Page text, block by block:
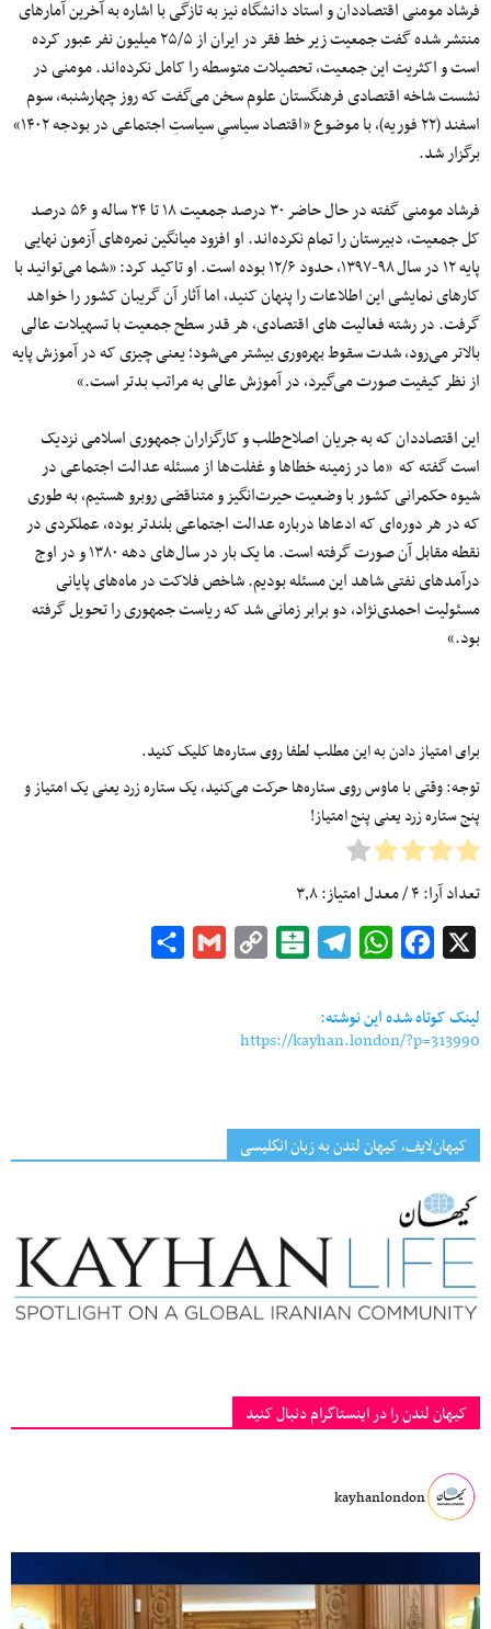
فرشاد مومنی اقتصاددان و استاد دانشگاه نیز به تازگی با اشاره به آخرین آمارهای
منتشر شده گفت جمعیت زیر خط فقر در ایران از ۲۵/۵ میلیون نفر عبور کرده
است و اکثریت این جمعیت، تحصیلات متوسطه را کامل نکرده‌اند. مومنی در
نشست شاخه اقتصادی فرهنگستان علوم سخن می‌گفت که روز چهارشنبه، سوم
اسفند (۲۲ فوریه)، با موضوع «اقتصاد سیاسیِ سیاستِ اجتماعی در بودجه ۱۴۰۲»
برگزار شد.
فرشاد مومنی گفته در حال حاضر ۳۰ درصد جمعیت ۱۸ تا ۲۴ ساله و ۵۶ درصد
کل جمعیت، دبیرستان را تمام نکرده‌اند. او افزود میانگین نمره‌های آزمون نهایی
پایه ۱۲ در سال ۹۸-۱۳۹۷، حدود ۱۲/۶ بوده است. او تاکید کرد: «شما می‌توانید با
کارهای نمایشی این اطلاعات را پنهان کنید، اما آثار آن گریبان کشور را خواهد
گرفت. در رشته فعالیت های اقتصادی، هر قدر سطح جمعیت با تسهیلات عالی
بالاتر می‌رود، شدت سقوط بهره‌‌وری بیشتر می‌شود؛ یعنی چیزی که در آموزش پایه
از نظر کیفیت صورت می‌گیرد، در آموزش عالی به مراتب بدتر است.»
این اقتصاددان که به جریان اصلاح‌طلب و کارگزاران جمهوری اسلامی نزدیک
است گفته که «ما در زمینه خطاها و غفلت‌ها از مسئله عدالت اجتماعی در
شیوه حکمرانی کشور با وضعیت حیرت‌‌انگیز و متناقضی روبرو هستیم، به طوری
که در هر دوره‌ای که ادعاها درباره عدالت اجتماعی بلندتر بوده، عملکردی در
نقطه مقابل آن صورت گرفته است. ما یک بار در سال‌های دهه ۱۳۸۰ و در اوج
درآمدهای نفتی شاهد این مسئله بودیم. شاخص فلاکت در ماه‌های پایانی
مسئولیت احمدی‌نژاد، دو برابر زمانی شد که ریاست جمهوری را تحویل گرفته
بود.»
برای امتیاز دادن به این مطلب لطفا روی ستاره‌ها کلیک کنید.
توجه: وقتی با ماوس روی ستاره‌ها حرکت می‌کنید، یک ستاره زرد یعنی یک امتیاز و
پنج ستاره زرد یعنی پنج امتیاز!
تعداد آرا:۴/ معدل امتیاز:۳٫۸
Facebook
WhatsApp
Telegram
Balatarin
Copy
Gmail
لینک کوتاه شده این نوشته:
https://kayhan.london/?p=313990
کیهان‌لایف، کیهان لندن به زبان انگلیسی
کیهان لندن را در اینستاگرام دنبال کنید
kayhanlondon